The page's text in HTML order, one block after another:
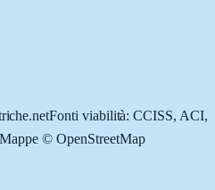
Fonti viabilità: CCISS, ACI,
© OpenStreetMap